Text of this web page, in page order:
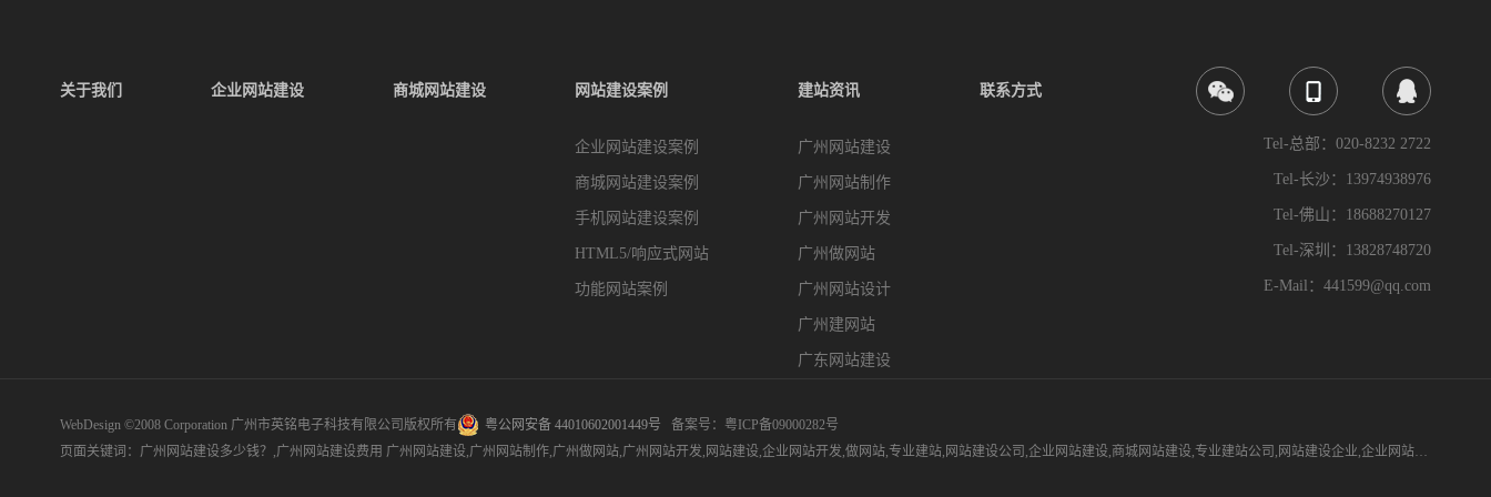
关于我们 企业网站建设 商城网站建设 网站建设案例
企业网站建设案例
商城网站建设案例
手机网站建设案例
HTML5/响应式网站
功能网站案例
建站资讯
广州网站建设
广州网站制作
广州网站开发
广州做网站
广州网站设计
广州建网站
广东网站建设
联系方式
Tel-总部：020-8232 2722
Tel-长沙：13974938976
Tel-佛山：18688270127
Tel-深圳：13828748720
E-Mail：441599@qq.com
WebDesign ©2008 Corporation 广州市英铭电子科技有限公司版权所有 粤公网安备 44010602001449号 备案号： 粤ICP备09000282号
页面关键词：广州网站建设多少钱？,广州网站建设费用 广州网站建设,广州网站制作,广州做网站,广州网站开发, 网站建设,企业网站开发,做网站,专业建站, 网站建设公司 ,企业网站建设,商城网站建设,专业建站公司 , 网站建设企业,企业网站开发